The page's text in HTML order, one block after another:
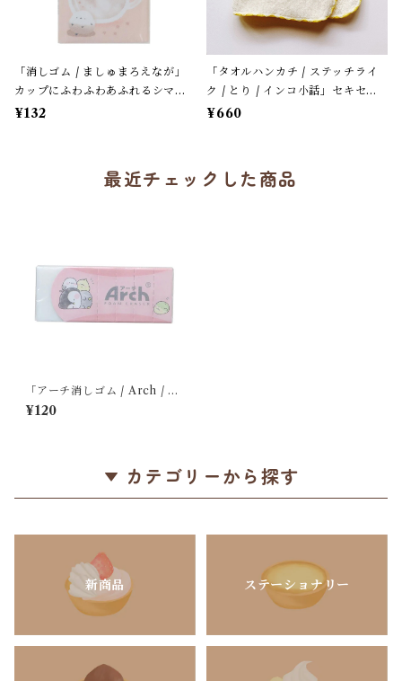
「消しゴム / ましゅまろえなが」
カップにふわふわあふれるシマエ
ナガ / カフェオレ色 / クーリア
¥132
「タオルハンカチ / ステッチライ
ク / とり / インコ小話」セキセイ
＆オカメ / 小鳥刺繍のハンドタオ
¥660
最近チェックした商品
「アーチ消しゴム / Arch / コ
トリノモフモフ」セキセイ・
オカメ・シマエナガの消しゴ
¥120
カテゴリーから探す
新商品 ステーショナリー